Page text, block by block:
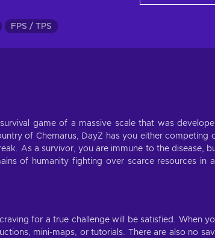
FPS / TPS
game of a massive scale that was
of Chernarus, DayZ has you either competing
As a survivor, you are immune to the disease,
of humanity fighting over scarce resources in
for a true challenge will be satisfied. When
mini-maps, or tutorials. There are also no